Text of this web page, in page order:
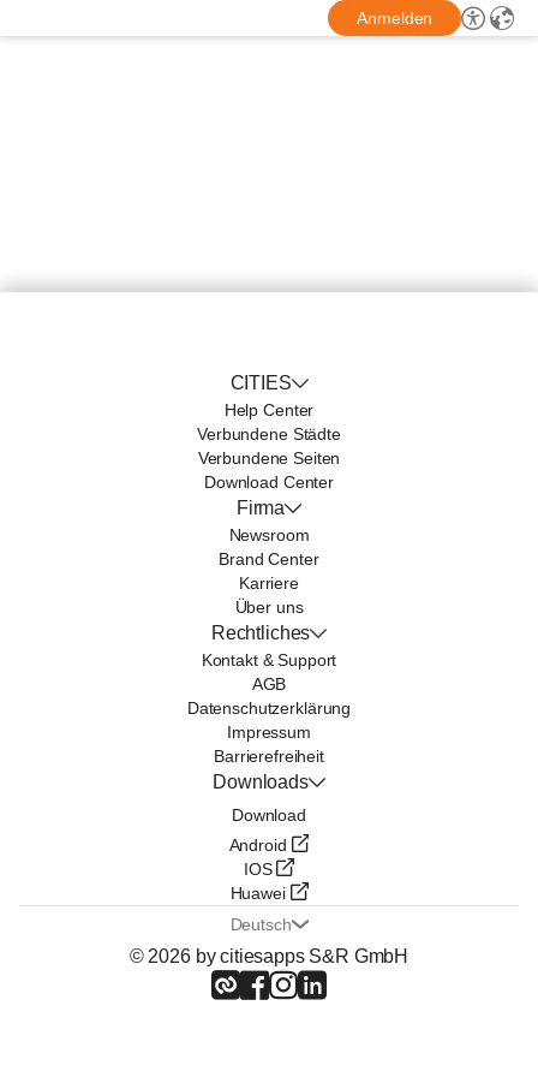
Anmelden
CITIES
Help Center
Verbundene Städte
Verbundene Seiten
Download Center
Firma
Newsroom
Brand Center
Karriere
Über uns
Rechtliches
Kontakt & Support
AGB
Datenschutzerklärung
Impressum
Barrierefreiheit
Downloads
Download
Android
IOS
Huawei
Deutsch
© 2026 by citiesapps S&R GmbH